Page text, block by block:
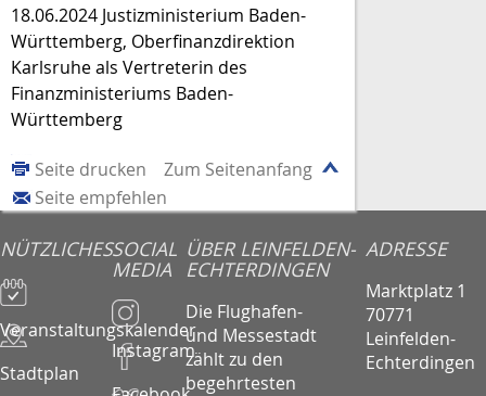
18.06.2024 Justizministerium Baden-
Württemberg, Oberfinanzdirektion
Karlsruhe als Vertreterin des
Finanzministeriums Baden-
Württemberg
Zum Seitenanfang
Seite drucken
Seite empfehlen
NÜTZLICHES
Veranstaltungskalender
Stadtplan
SOCIAL
MEDIA
Instagram
ÜBER LEINFELDEN-
ECHTERDINGEN
Die Flughafen-
und Messestadt
zählt zu den
begehrtesten
ADRESSE
Marktplatz 1
70771
Leinfelden-
Echterdingen